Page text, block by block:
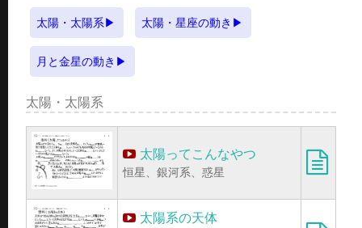
太陽・太陽系 太陽・星座の動き
月と金星の動き
太陽・太陽系
太陽ってこんなやつ
恒星、銀河系、惑星
太陽系の天体